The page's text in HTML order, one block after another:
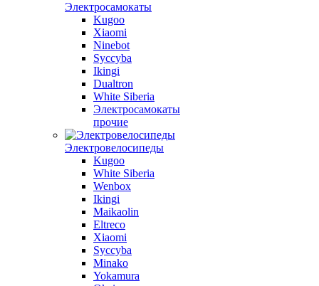
Электросамокаты
Kugoo
Xiaomi
Ninebot
Syccyba
Ikingi
Dualtron
White Siberia
Электросамокаты
прочие
Электровелосипеды
Kugoo
White Siberia
Wenbox
Ikingi
Maikaolin
Eltreco
Xiaomi
Syccyba
Minako
Yokamura